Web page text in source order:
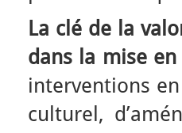
La clé de la
dans la mise
interventions
culturel,